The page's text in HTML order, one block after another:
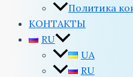
Политика
КОНТАКТЫ
RU
UA
RU